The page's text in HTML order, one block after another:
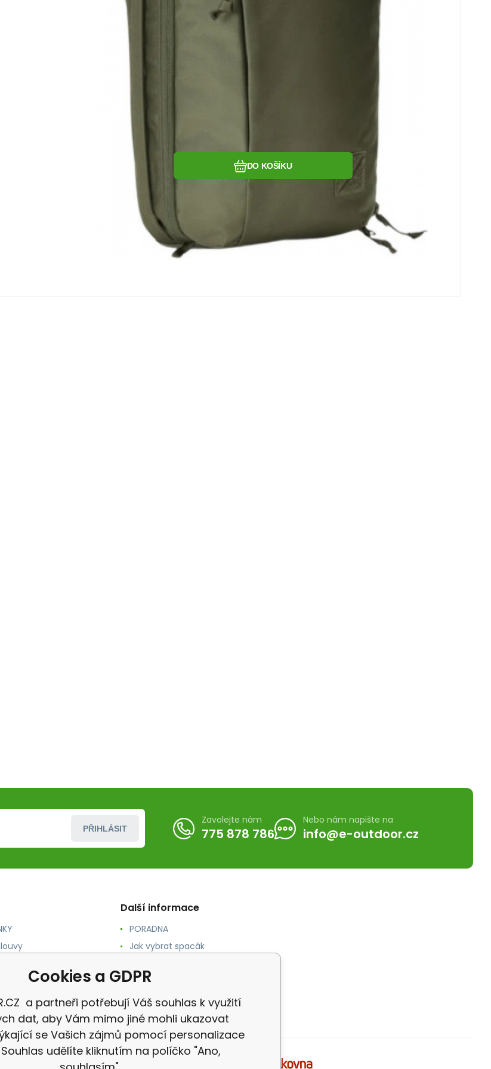
DO KOŠÍKU
PŘIHLÁSIT
Zavolejte nám
775 878 786
Nebo nám napište na
info@e-outdoor.cz
Další informace
PORADNA
Jak vybrat spacák
Jak vybrat karimatku
Reklamace
Cookies a GDPR
a partneři potřebují Váš souhlas k využití
dat, aby Vám mimo jiné mohli ukazovat
se Vašich zájmů pomocí personalizace
udělíte kliknutím na políčko "Ano,